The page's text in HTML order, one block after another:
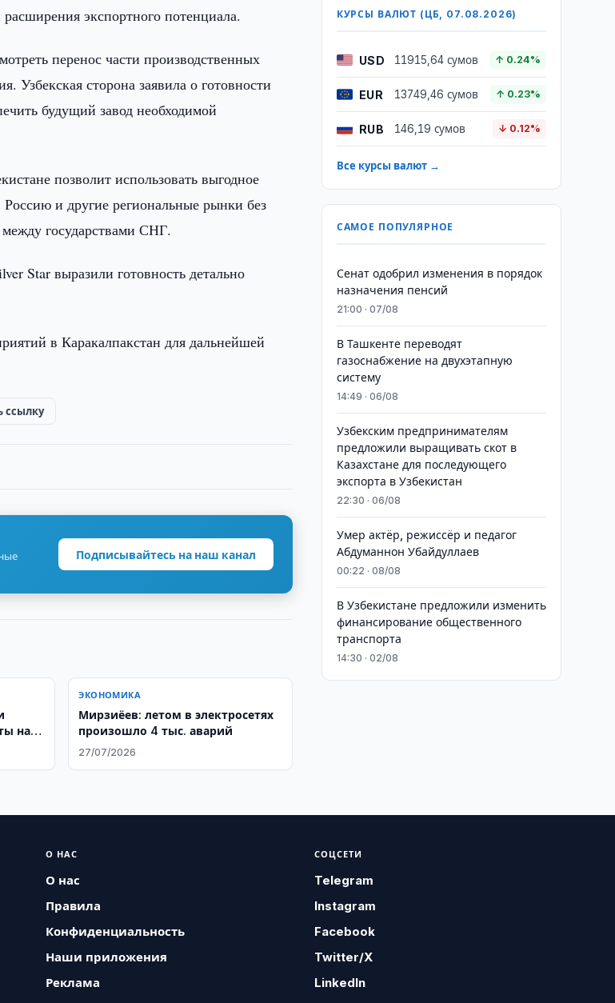
экспортного потенциала.
перенос части производственных
Узбекская сторона заявила о готовности
будущий завод необходимой
позволит использовать выгодное
и другие региональные рынки без
государствами СНГ.
Star выразили готовность детально
в Каракалпакстан для дальнейшей
ссылку
Подписывайтесь на наш канал
на
ЭКОНОМИКА
Мирзиёев: летом в электросетях
произошло 4 тыс. аварий
27/07/2026
КУРСЫ ВАЛЮТ (ЦБ, 07.08.2026)
USD 11915,64 сумов ↑ 0.24%
EUR 13749,46 сумов ↑ 0.23%
RUB 146,19 сумов ↓ 0.12%
Все курсы валют →
САМОЕ ПОПУЛЯРНОЕ
Сенат одобрил изменения в порядок
назначения пенсий
21:00 · 07/08
В Ташкенте переводят
газоснабжение на двухэтапную
систему
14:49 · 06/08
Узбекским предпринимателям
предложили выращивать скот в
Казахстане для последующего
экспорта в Узбекистан
22:30 · 06/08
Умер актёр, режиссёр и педагог
Абдуманнон Убайдуллаев
00:22 · 08/08
В Узбекистане предложили изменить
финансирование общественного
транспорта
14:30 · 02/08
О НАС
О нас
Правила
Конфиденциальность
Наши приложения
Реклама
СОЦСЕТИ
Telegram
Instagram
Facebook
Twitter/X
LinkedIn